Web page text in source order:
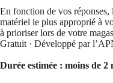
En fonction de vos
matériel le plus approprié à
à prioriser lors de votre
Gratuit · Développé par
Durée estimée : moins de 2